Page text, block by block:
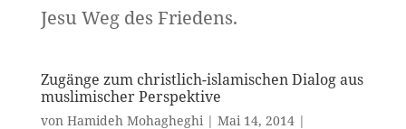
Jesu Weg des Friedens.
Zugänge zum christlich-islamischen Dialog aus
muslimischer Perspektive
von Hamideh Mohagheghi| Mai 14, 2014|